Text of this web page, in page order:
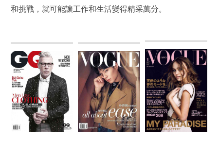
和挑戰，就可能讓工作和生活變得精采萬分。